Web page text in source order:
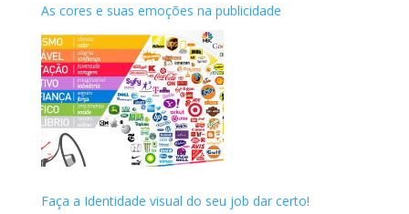
As cores e suas emoções na publicidade
Faça a Identidade visual do seu job dar certo!